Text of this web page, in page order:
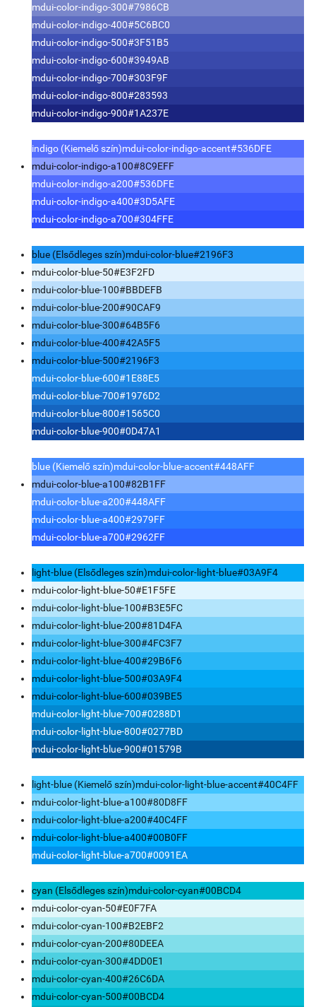
mdui-color-indigo-300#7986CB
mdui-color-indigo-400#5C6BC0
mdui-color-indigo-500#3F51B5
mdui-color-indigo-600#3949AB
mdui-color-indigo-700#303F9F
mdui-color-indigo-800#283593
mdui-color-indigo-900#1A237E
indigo (Kiemelő szín)mdui-color-indigo-accent#536DFE
mdui-color-indigo-a100#8C9EFF
mdui-color-indigo-a200#536DFE
mdui-color-indigo-a400#3D5AFE
mdui-color-indigo-a700#304FFE
blue (Elsődleges szín)mdui-color-blue#2196F3
mdui-color-blue-50#E3F2FD
mdui-color-blue-100#BBDEFB
mdui-color-blue-200#90CAF9
mdui-color-blue-300#64B5F6
mdui-color-blue-400#42A5F5
mdui-color-blue-500#2196F3
mdui-color-blue-600#1E88E5
mdui-color-blue-700#1976D2
mdui-color-blue-800#1565C0
mdui-color-blue-900#0D47A1
blue (Kiemelő szín)mdui-color-blue-accent#448AFF
mdui-color-blue-a100#82B1FF
mdui-color-blue-a200#448AFF
mdui-color-blue-a400#2979FF
mdui-color-blue-a700#2962FF
light-blue (Elsődleges szín)mdui-color-light-blue#03A9F4
mdui-color-light-blue-50#E1F5FE
mdui-color-light-blue-100#B3E5FC
mdui-color-light-blue-200#81D4FA
mdui-color-light-blue-300#4FC3F7
mdui-color-light-blue-400#29B6F6
mdui-color-light-blue-500#03A9F4
mdui-color-light-blue-600#039BE5
mdui-color-light-blue-700#0288D1
mdui-color-light-blue-800#0277BD
mdui-color-light-blue-900#01579B
light-blue (Kiemelő szín)mdui-color-light-blue-accent#40C4FF
mdui-color-light-blue-a100#80D8FF
mdui-color-light-blue-a200#40C4FF
mdui-color-light-blue-a400#00B0FF
mdui-color-light-blue-a700#0091EA
cyan (Elsődleges szín)mdui-color-cyan#00BCD4
mdui-color-cyan-50#E0F7FA
mdui-color-cyan-100#B2EBF2
mdui-color-cyan-200#80DEEA
mdui-color-cyan-300#4DD0E1
mdui-color-cyan-400#26C6DA
mdui-color-cyan-500#00BCD4